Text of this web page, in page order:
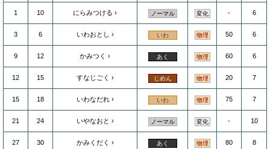
1 10 にらみつける ノーマル 変化 - 6
3 6 いわおとし いわ 物理 50 6
9 12 かみつく あく 物理 60 6
12 15 すなじごく じめん 物理 20 7
15 18 いわなだれ いわ 物理 75 7
21 24 いやなおと ノーマル 変化 - 10
27 30 かみくだく あく 物理 80 8